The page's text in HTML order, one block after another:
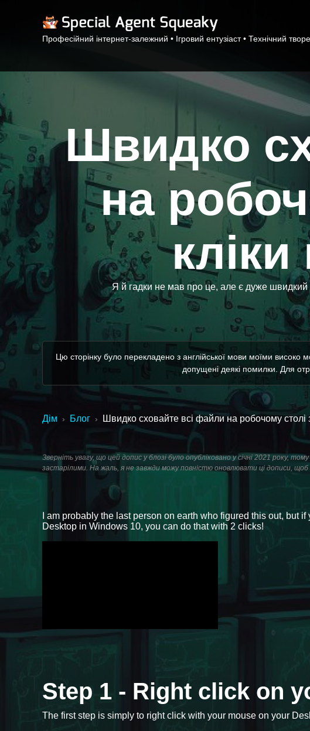
Професійний інтернет-залежний • Ігровий ентузіаст • Технічний
Швидко
на
Я й гадки не мав про це, але є дуже швидкий
Цю сторінку було перекладено з англійської мови моїми
допущені деякі помилки. Для
Дім › Блог › Швидко сховайте всі файли на робочому столі
Зверніть увагу, що цей допис у блозі було опубліковано у січні 2021 року,
застарілими. На жаль, я не завжди можу повністю оновлювати ці дописи, щоб
I am probably the last person on earth who figured this out, but
Desktop in Windows 10, you can do that with 2 clicks!
Step 1 - Right click on
The first step is simply to right click with your mouse on your